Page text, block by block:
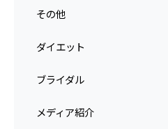
その他
ダイエット
ブライダル
メディア紹介